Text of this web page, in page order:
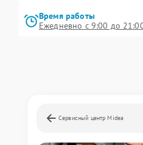
Время работы
Ежедневно с 9:00 до
Сервисный центр Midea